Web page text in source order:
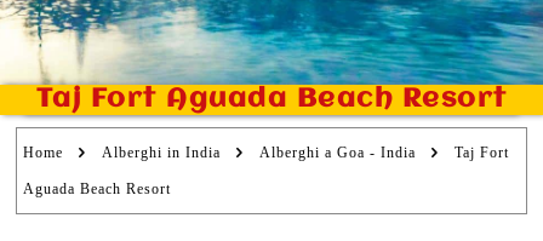
Taj Fort Aguada Beach Resort
Home Alberghi in India Alberghi a Goa - India Taj Fort
Aguada Beach Resort